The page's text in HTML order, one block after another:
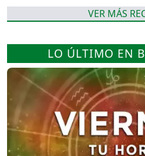
VER MÁS
LO ÚLTIMO EN